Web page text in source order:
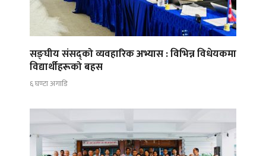
सङ्घीय संसद्को व्यवहारिक अभ्यास : विभिन्न विधेयकमा
विद्यार्थीहरूको बहस
६ घण्टा अगाडि